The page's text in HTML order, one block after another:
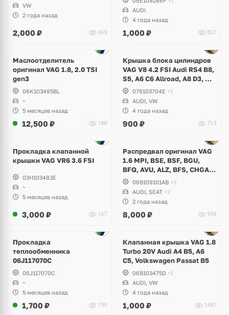
VW
2 года назад
2,000 ₽ 669
AUDI
4 года назад
1,000 ₽ 827
Маслоотделитель
оригинал VAG 1.8, 2.0 TSI
gen3
06K103495BL
~
5 месяцев назад
12,500 ₽ 188
Крышка блока цилиндров
VAG V8 4.2 FSI Audi RS4 B8,
S5, A6 C6 Allroad, A8 D3, Q7,
Volkswagen Touareg
079103704E +1
AUDI, VW
4 года назад
900 ₽ 713
Прокладка клапанной
крышки VAG VR6 3.6 FSI
03H103483E
~
5 месяцев назад
3,000 ₽ 167
Распредвал оригинал VAG
1.6 MPI, BSE, BSF, BGU,
BFQ, AVU, ALZ, BFS, CHGA,
CMXA, Audi A3, A4 B5, B6,
B7, Volkswagen Golf 4, 5, 6,
Passat, Jetta, Caddy,
Touran, Skoda Octavia A5,
Seat Leon
06B109101AB +3
AUDI, SEAT +2
2 года назад
8,000 ₽ 934
Прокладка
теплообменника
06J117070C
06J117070C
~
5 месяцев назад
1,700 ₽ 190
Клапанная крышка VAG 1.8
Turbo 20V Audi A4 B5, A6
C5, Volkswagen Passat B5
06B103475D +1
AUDI, VW
4 года назад
1,000 ₽ 1487